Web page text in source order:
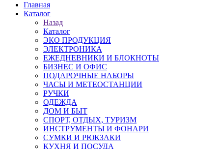
Главная
Каталог
Назад
Каталог
ЭКО ПРОДУКЦИЯ
ЭЛЕКТРОНИКА
ЕЖЕДНЕВНИКИ И БЛОКНОТЫ
БИЗНЕС И ОФИС
ПОДАРОЧНЫЕ НАБОРЫ
ЧАСЫ И МЕТЕОСТАНЦИИ
РУЧКИ
ОДЕЖДА
ДОМ И БЫТ
СПОРТ, ОТДЫХ, ТУРИЗМ
ИНСТРУМЕНТЫ И ФОНАРИ
СУМКИ И РЮКЗАКИ
КУХНЯ И ПОСУДА